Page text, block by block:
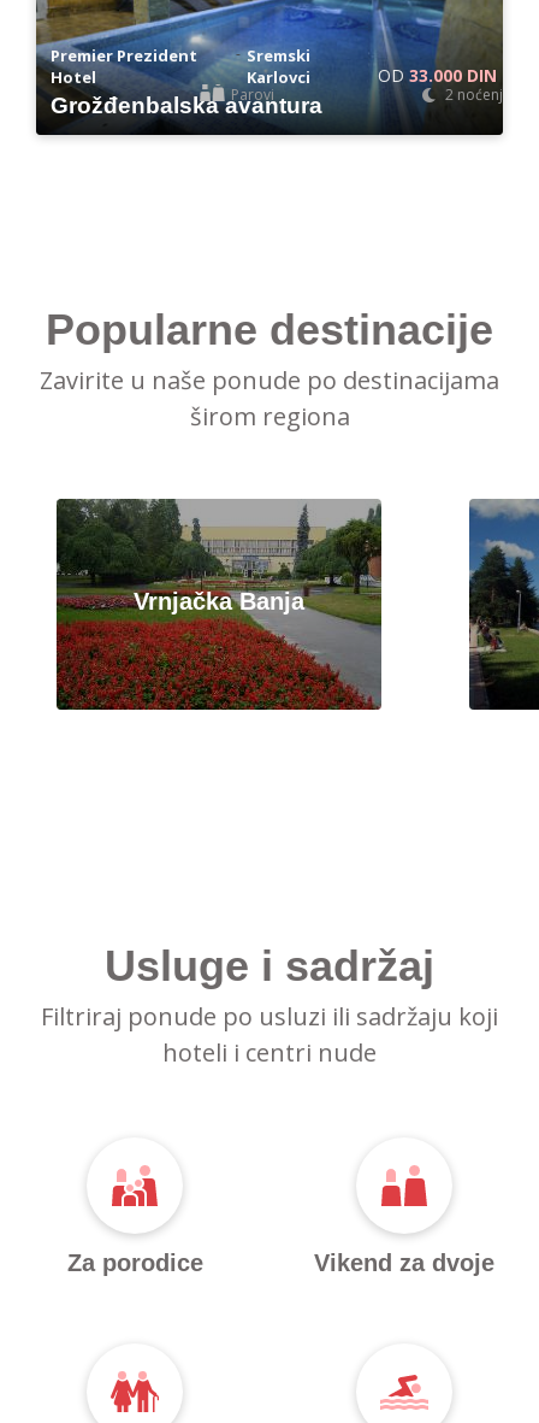
Premier Prezident
Hotel
- Sremski
Karlovci
Grožđenbalska avantura
OD33.000 DIN
Parovi 2 noćenja
Popularne destinacije
Zavirite u naše ponude po destinacijama
širom regiona
Vrnjačka Banja
Usluge i sadržaj
Filtriraj ponude po usluzi ili sadržaju koji
hoteli i centri nude
Za porodice Vikend za dvoje